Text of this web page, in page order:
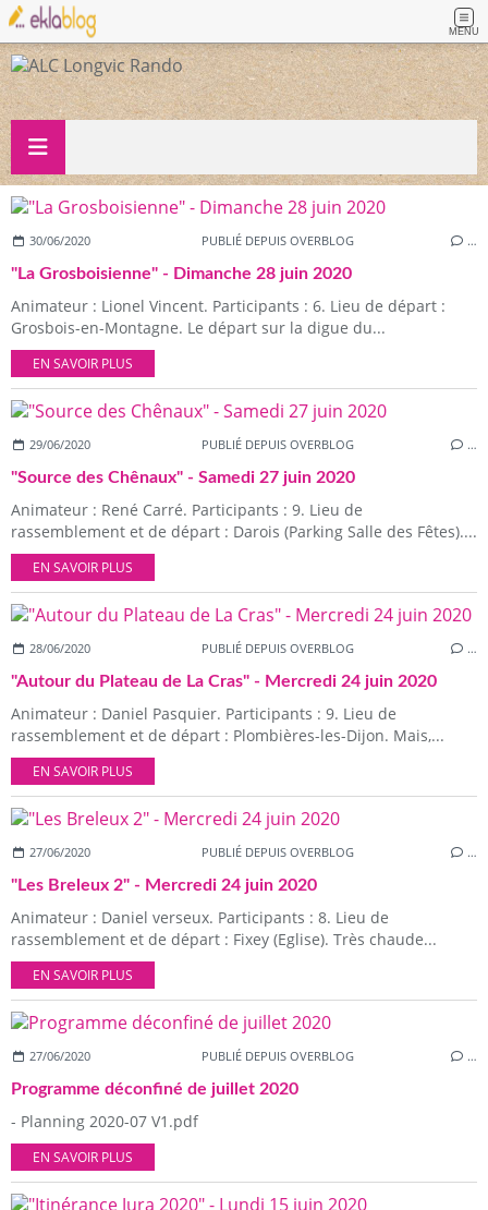
MENU
30/06/2020 PUBLIÉ DEPUIS OVERBLOG …
"La Grosboisienne" - Dimanche 28 juin 2020
Animateur : Lionel Vincent. Participants : 6. Lieu de départ :
Grosbois-en-Montagne. Le départ sur la digue du...
EN SAVOIR PLUS
29/06/2020 PUBLIÉ DEPUIS OVERBLOG …
"Source des Chênaux" - Samedi 27 juin 2020
Animateur : René Carré. Participants : 9. Lieu de
rassemblement et de départ : Darois (Parking Salle des Fêtes)....
EN SAVOIR PLUS
28/06/2020 PUBLIÉ DEPUIS OVERBLOG …
"Autour du Plateau de La Cras" - Mercredi 24 juin 2020
Animateur : Daniel Pasquier. Participants : 9. Lieu de
rassemblement et de départ : Plombières-les-Dijon. Mais,...
EN SAVOIR PLUS
27/06/2020 PUBLIÉ DEPUIS OVERBLOG …
"Les Breleux 2" - Mercredi 24 juin 2020
Animateur : Daniel verseux. Participants : 8. Lieu de
rassemblement et de départ : Fixey (Eglise). Très chaude...
EN SAVOIR PLUS
27/06/2020 PUBLIÉ DEPUIS OVERBLOG …
Programme déconfiné de juillet 2020
- Planning 2020-07 V1.pdf
EN SAVOIR PLUS